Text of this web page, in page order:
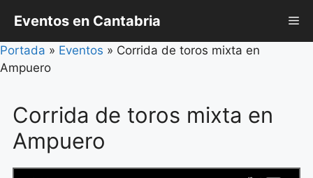
contenido
Eventos en Cantabria
Portada » Eventos » Corrida de toros mixta en
Ampuero
Corrida de toros mixta en
Ampuero